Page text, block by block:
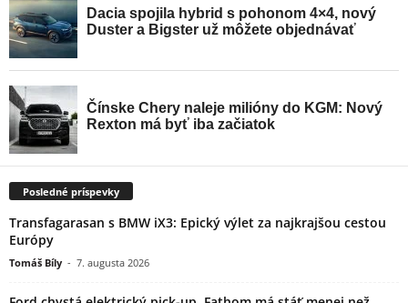
Posledné príspevky
Transfagarasan s BMW iX3: Epický výlet za najkrajšou cestou
Európy
Tomáš Bíly - 7. augusta 2026